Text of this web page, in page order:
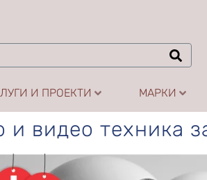
И ПРОЕКТИ МАРКИ
и видео техника